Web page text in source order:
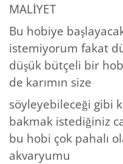
MALİYET
Bu hobiye
istemiyorum fakat
düşük bütçeli bir
de karımın size
söyleyebileceği gibi
bakmak istediğiniz
bu hobi çok pahalı
akvaryumu